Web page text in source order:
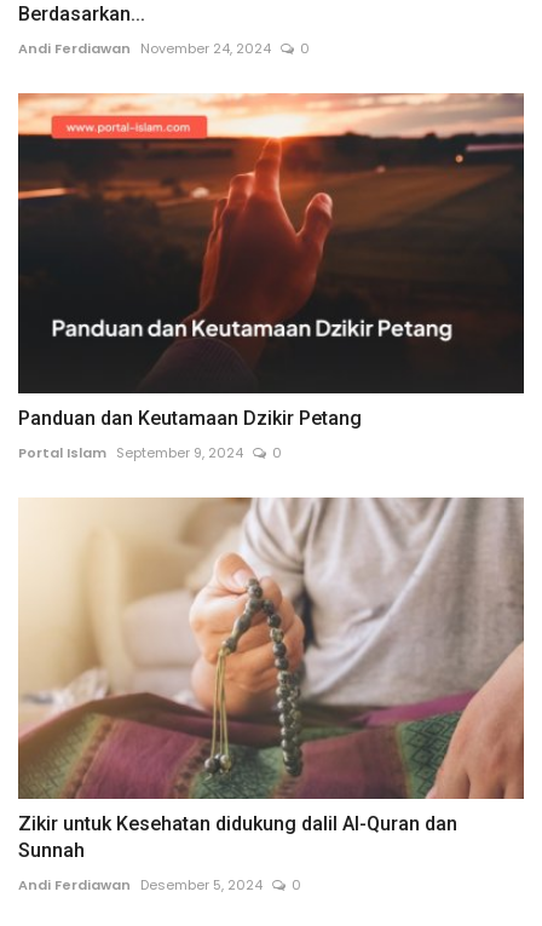
Berdasarkan...
Andi Ferdiawan November 24, 2024 0
Panduan dan Keutamaan Dzikir Petang
Portal Islam September 9, 2024 0
Zikir untuk Kesehatan didukung dalil Al-Quran dan
Sunnah
Andi Ferdiawan Desember 5, 2024 0